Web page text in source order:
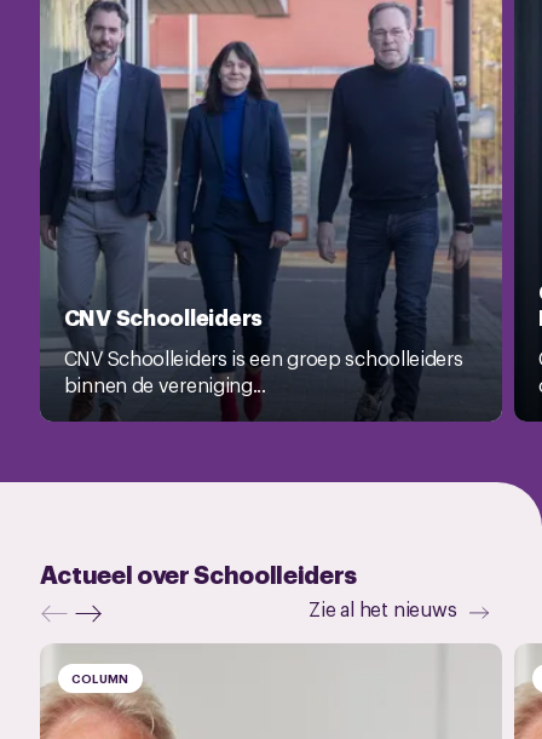
CNV Schoolleiders
CNV Schoolleiders is een groep schoolleiders
binnen de vereniging...
Actueel over Schoolleiders
Zie al het nieuws
COLUMN